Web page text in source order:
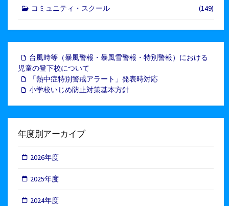
コミュニティ・スクール (149)
台風時等（暴風警報・暴風雪警報・特別警報）における
児童の登下校について
「熱中症特別警戒アラート」発表時対応
小学校いじめ防止対策基本方針
年度別アーカイブ
2026年度
2025年度
2024年度